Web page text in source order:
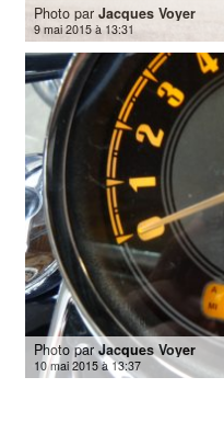
Photo par Jacques Voyer
9 mai 2015 à 13:31
Photo parJacques Voyer
10 mai 2015 à 13:37